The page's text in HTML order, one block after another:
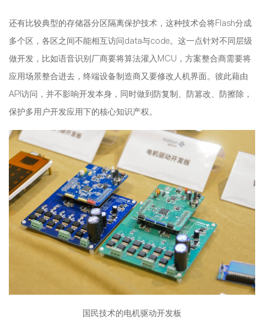
还有比较典型的存储器分区隔离保护技术，这种技术会将Flash分成
多个区，各区之间不能相互访问data与code。这一点针对不同层级
做开发，比如语音识别厂商要将算法灌入MCU，方案整合商需要将
应用场景整合进去，终端设备制造商又要修改人机界面。彼此藉由
API访问，并不影响开发本身，同时做到防复制、防篡改、防擦除，
保护多用户开发应用下的核心知识产权。
国民技术的电机驱动开发板